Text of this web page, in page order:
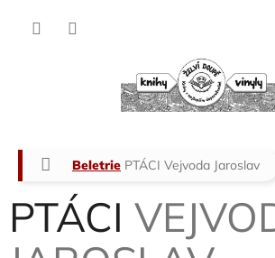
Domů
Beletrie PTÁCI Vejvoda Jaroslav
PTÁCI